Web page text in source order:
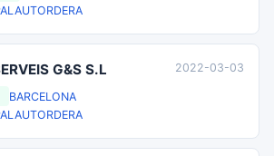
G&S S.L
BARCELONA
2022-03-03